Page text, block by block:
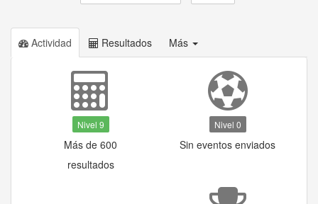
Actividad Resultados Más
Nivel 9
Más de 600
resultados
Nivel 0
Sin eventos enviados